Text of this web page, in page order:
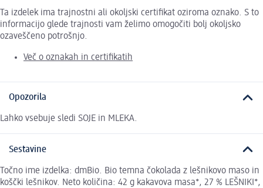
Ta izdelek ima trajnostni ali okoljski certifikat oziroma oznako. S to
informacijo glede trajnosti vam želimo omogočiti bolj okoljsko
ozaveščeno potrošnjo.
Več o oznakah in certifikatih
Opozorila
Lahko vsebuje sledi SOJE in MLEKA.
Sestavine
Točno ime izdelka: dmBio. Bio temna čokolada z lešnikovo maso in
koščki lešnikov. Neto količina: 42 g kakavova masa*, 27 % LEŠNIKI*,